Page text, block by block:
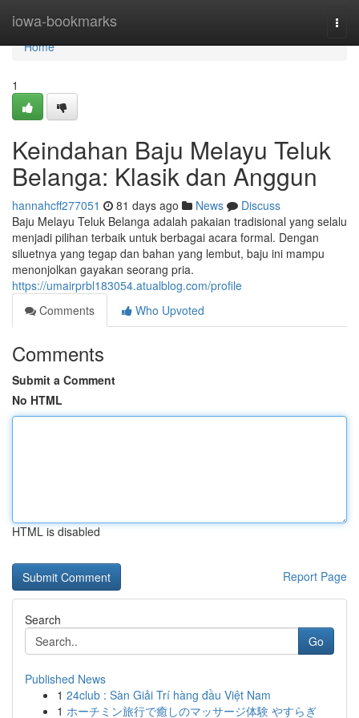
iowa-bookmarks
Home
Home
1
Keindahan Baju Melayu Teluk
Belanga: Klasik dan Anggun
hannahcff277051 81 days ago News
Discuss
Baju Melayu Teluk Belanga adalah pakaian tradisional yang selalu
menjadi pilihan terbaik untuk berbagai acara formal. Dengan
siluetnya yang tegap dan bahan yang lembut, baju ini mampu
menonjolkan gayakan seorang pria.
https://umairprbl183054.atualblog.com/profile
Comments
Who Upvoted
Comments
Submit a Comment
No HTML
HTML is disabled
Report Page
Search
Go
Published News
1 24club : Sàn Giải Trí hàng đầu Việt Nam
1 ホーチミン旅行で癒しのマッサージ体験 やすらぎ